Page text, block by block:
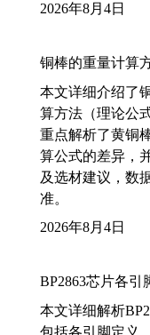
2026年8月4日
铜棒的重量计算
本文详细介绍了
算方法（理论公
重点解析了黄铜
算公式的差异，
及选材建议，数
准。
2026年8月4日
BP2863芯片各引
本文详细解析
包括各引脚定义